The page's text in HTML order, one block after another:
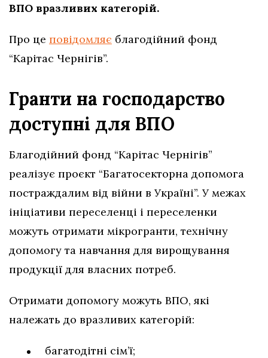
ВПО вразливих категорій.
Про це повідомляє благодійний фонд
“Карітас Чернігів”.
Гранти на господарство
доступні для ВПО
Благодійний фонд “Карітас Чернігів”
реалізує проєкт “Багатосекторна допомога
постраждалим від війни в Україні”. У межах
ініціативи переселенці і переселенки
можуть отримати мікрогранти, технічну
допомогу та навчання для вирощування
продукції для власних потреб.
Отримати допомогу можуть ВПО, які
належать до вразливих категорій:
багатодітні сім’ї;